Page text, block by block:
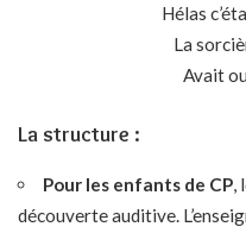
Hélas
La
Avait
La structure :
Pour les enfants de CP,
découverte auditive.